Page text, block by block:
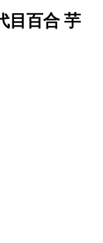
目百合 芋